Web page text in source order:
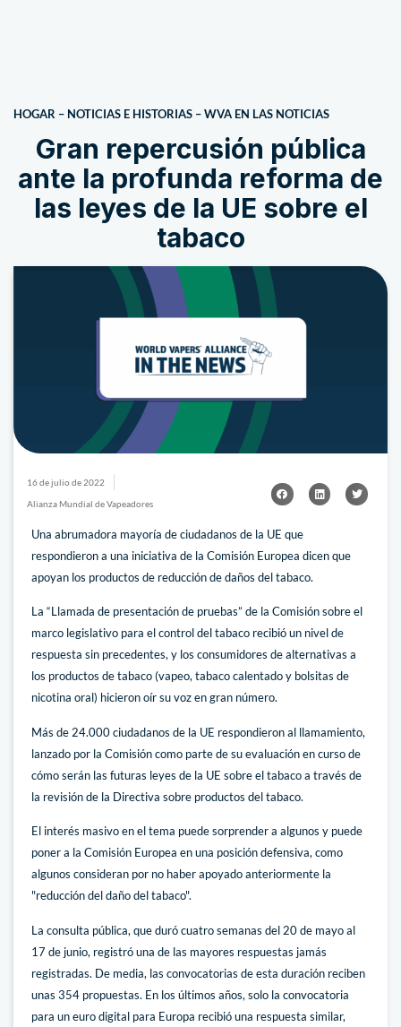
HOGAR – NOTICIAS E HISTORIAS –WVA EN LAS NOTICIAS
Gran repercusión pública
ante la profunda reforma de
las leyes de la UE sobre el
tabaco
16 de julio de 2022
Alianza Mundial de Vapeadores
Una abrumadora mayoría de ciudadanos de la UE que
respondieron a una iniciativa de la Comisión Europea dicen que
apoyan los productos de reducción de daños del tabaco.
La “Llamada de presentación de pruebas” de la Comisión sobre el
marco legislativo para el control del tabaco recibió un nivel de
respuesta sin precedentes, y los consumidores de alternativas a
los productos de tabaco (vapeo, tabaco calentado y bolsitas de
nicotina oral) hicieron oír su voz en gran número.
Más de 24.000 ciudadanos de la UE respondieron al llamamiento,
lanzado por la Comisión como parte de su evaluación en curso de
cómo serán las futuras leyes de la UE sobre el tabaco a través de
la revisión de la Directiva sobre productos del tabaco.
El interés masivo en el tema puede sorprender a algunos y puede
poner a la Comisión Europea en una posición defensiva, como
algunos consideran por no haber apoyado anteriormente la
"reducción del daño del tabaco".
La consulta pública, que duró cuatro semanas del 20 de mayo al
17 de junio, registró una de las mayores respuestas jamás
registradas. De media, las convocatorias de esta duración reciben
unas 354 propuestas. En los últimos años, solo la convocatoria
para un euro digital para Europa recibió una respuesta similar,